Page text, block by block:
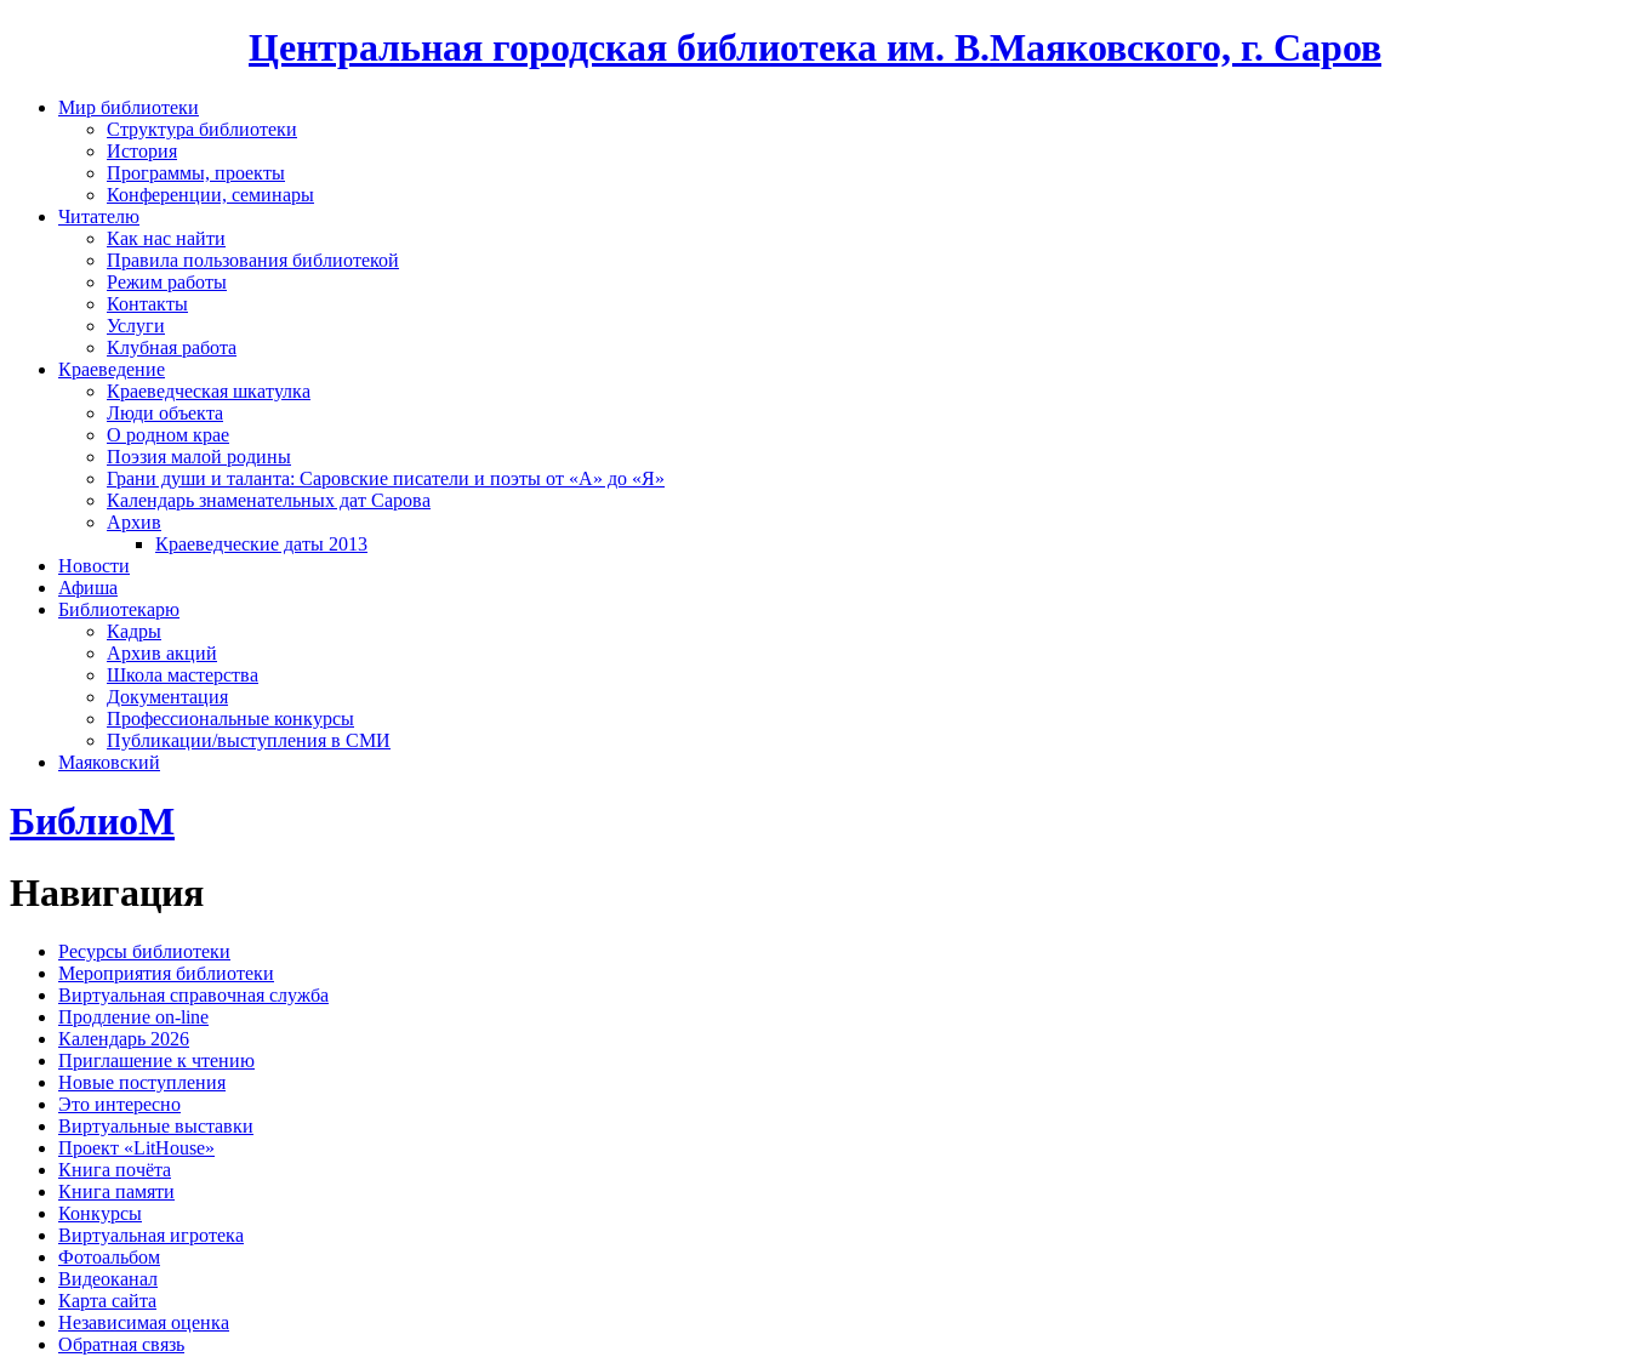
Центральная городская библиотека им. В.Маяковского, г. Саров
Мир библиотеки
Структура библиотеки
История
Программы, проекты
Конференции, семинары
Читателю
Как нас найти
Правила пользования библиотекой
Режим работы
Контакты
Услуги
Клубная работа
Краеведение
Краеведческая шкатулка
Люди объекта
О родном крае
Поэзия малой родины
Грани души и таланта: Саровские писатели и поэты от «А» до «Я»
Календарь знаменательных дат Сарова
Архив
Краеведческие даты 2013
Новости
Афиша
Библиотекарю
Кадры
Архив акций
Школа мастерства
Документация
Профессиональные конкурсы
Публикации/выступления в СМИ
Маяковский
БиблиоМ
Навигация
Ресурсы библиотеки
Мероприятия библиотеки
Виртуальная справочная служба
Продление on-line
Календарь 2026
Приглашение к чтению
Новые поступления
Это интересно
Виртуальные выставки
Проект «LitHouse»
Книга почёта
Книга памяти
Конкурсы
Виртуальная игротека
Фотоальбом
Видеоканал
Карта сайта
Независимая оценка
Обратная связь